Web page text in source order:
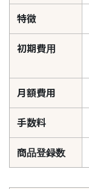
特徴
初期費用
月額費用
手数料
商品登録数